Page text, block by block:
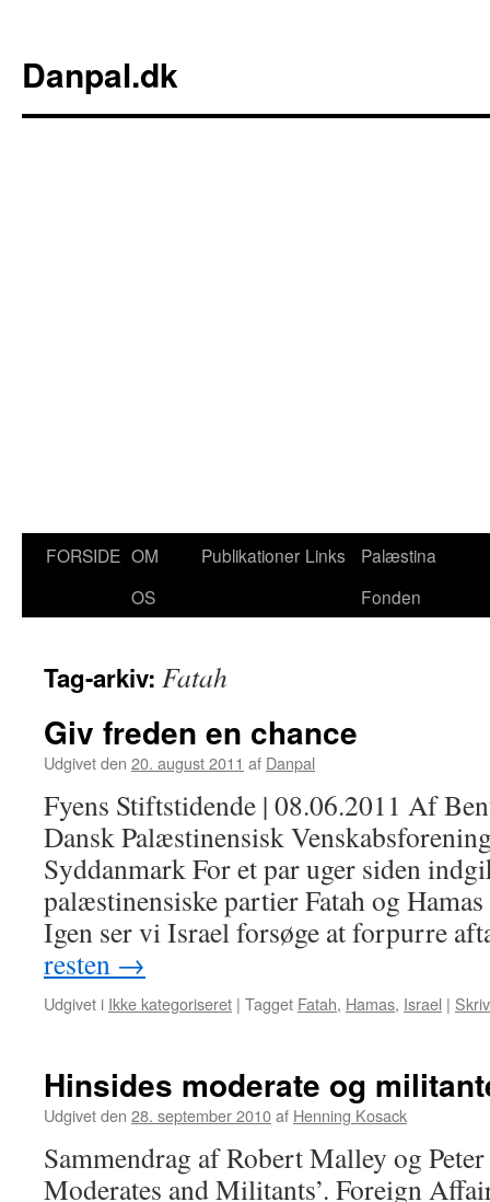
Danpal.dk
Hop
FORSIDE OM
OS
Publikationer Links
Palæstina
Fonden
Tag-arkiv: Fatah
Giv freden en chance
Udgivet den 20. august 2011 af Danpal
Fyens Stiftstidende | 08.06.2011 Af
Dansk Palæstinensisk
Syddanmark For et par uger siden
palæstinensiske partier Fatah og
Igen ser vi Israel forsøge at forpurre
resten →
Udgivet i Ikke kategoriseret | Tagget Fatah, Hamas, Israel |
Hinsides moderate og
Udgivet den 28. september 2010af Henning Kosack
Sammendrag af Robert Malley og
Moderates and Militants’. Foreign